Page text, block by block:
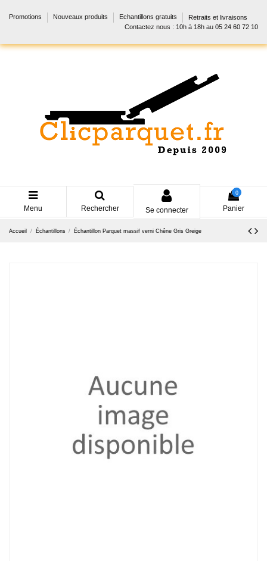
Promotions Nouveaux produits Echantillons gratuits
Retraits et livraisons
Contactez nous : 10h à 18h au 05 24 60 72 10
Menu Rechercher Se connecter
0
Panier
Accueil Échantillons Échantillon Parquet massif verni Chêne Gris Greige